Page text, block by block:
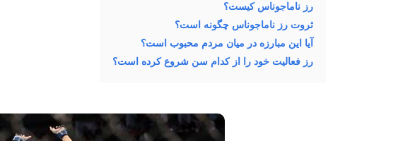
رز ناماجوناس کیست؟
ثروت رز ناماجوناس چگونه است؟
آیا این مبارزه در میان مردم محبوب است؟
رز فعالیت خود را از کدام سن شروع کرده است؟